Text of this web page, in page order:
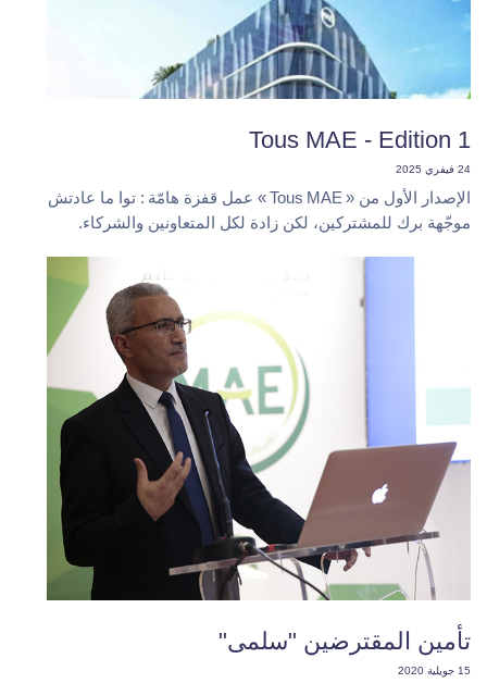
Tous MAE - Edition 1
24 فيفري 2025
الإصدار الأول من « Tous MAE » عمل قفزة هامّة : توا ما عادتش
موجّهة برك للمشتركين، لكن زادة لكل المتعاونين والشركاء.
تأمين المقترضين "سلمى"
15 جويلية 2020